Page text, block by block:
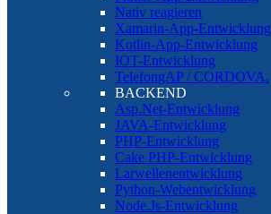
Nativ reagieren
Xamarin-App-Entwicklung
Kotlin-App-Entwicklung
IOT-Entwicklung
TelefongAP / CORDOVA.
BACKEND
Asp.Net-Entwicklung
JAVA-Entwicklung
PHP-Entwicklung
Cake PHP-Entwicklung
Larwellenentwicklung
Python-Webentwicklung
Node.Js-Entwicklung